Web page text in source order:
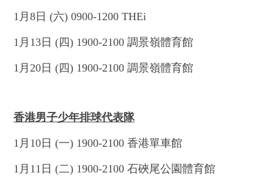
1月8日 (六) 0900-1200 THEi
1月13日 (四) 1900-2100 調景嶺體育館
1月20日 (四) 1900-2100 調景嶺體育館
香港男子少年排球代表隊
1月10日 (一) 1900-2100 香港單車館
1月11日 (二) 1900-2100 石硤尾公園體育館